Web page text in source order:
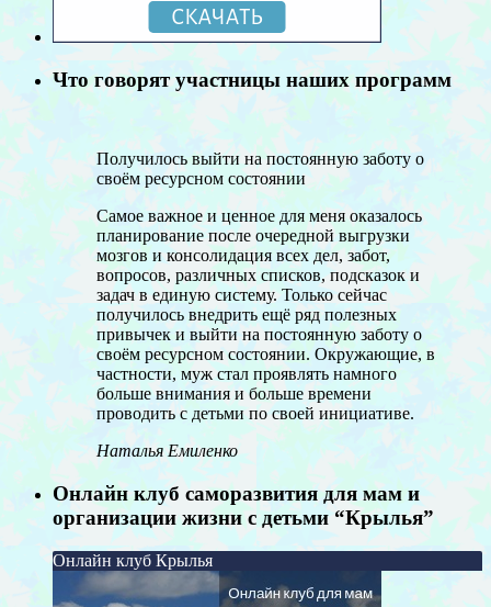
Что говорят участницы наших программ
Получилось выйти на постоянную заботу о
своём ресурсном состоянии
Самое важное и ценное для меня оказалось
планирование после очередной выгрузки
мозгов и консолидация всех дел, забот,
вопросов, различных списков, подсказок и
задач в единую систему. Только сейчас
получилось внедрить ещё ряд полезных
привычек и выйти на постоянную заботу о
своём ресурсном состоянии. Окружающие, в
частности, муж стал проявлять намного
больше внимания и больше времени
проводить с детьми по своей инициативе.
Наталья Емиленко
Онлайн клуб саморазвития для мам и
организации жизни с детьми “Крылья”
Онлайн клуб Крылья